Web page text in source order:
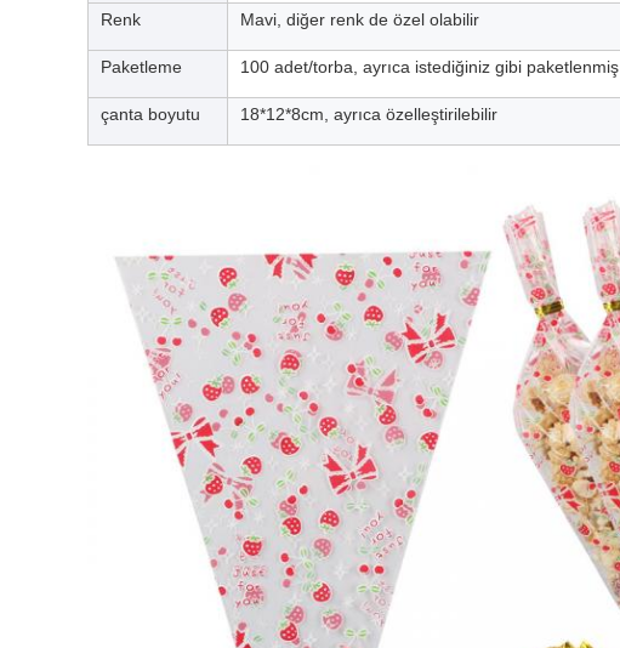
Renk Mavi, diğer renk de özel olabilir
Paketleme 100 adet/torba, ayrıca istediğiniz gibi paketlenmiş
çanta boyutu 18*12*8cm, ayrıca özelleştirilebilir